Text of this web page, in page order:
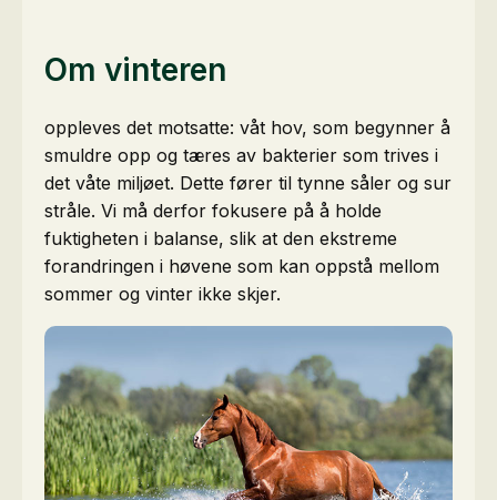
Om vinteren
oppleves det motsatte: våt hov, som begynner å
smuldre opp og tæres av bakterier som trives i
det våte miljøet. Dette fører til tynne såler og sur
stråle. Vi må derfor fokusere på å holde
fuktigheten i balanse, slik at den ekstreme
forandringen i høvene som kan oppstå mellom
sommer og vinter ikke skjer.